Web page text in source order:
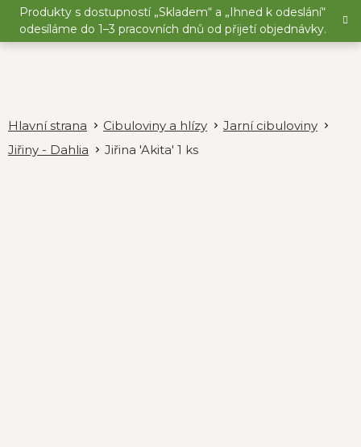
Přejít
obsah
Produkty s dostupností „Skladem“ a „Ihned k odeslání“
odesíláme do 1–3 pracovních dnů od přijetí objednávky.
Cibuloviny a hlízy
Jarní cibuloviny
Jiřiny - Dahlia
Jiřina 'Akita' 1 ks